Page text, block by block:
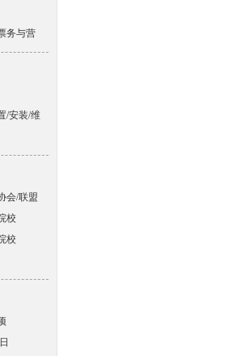
务与营
/安装/维
会/联盟
校
校